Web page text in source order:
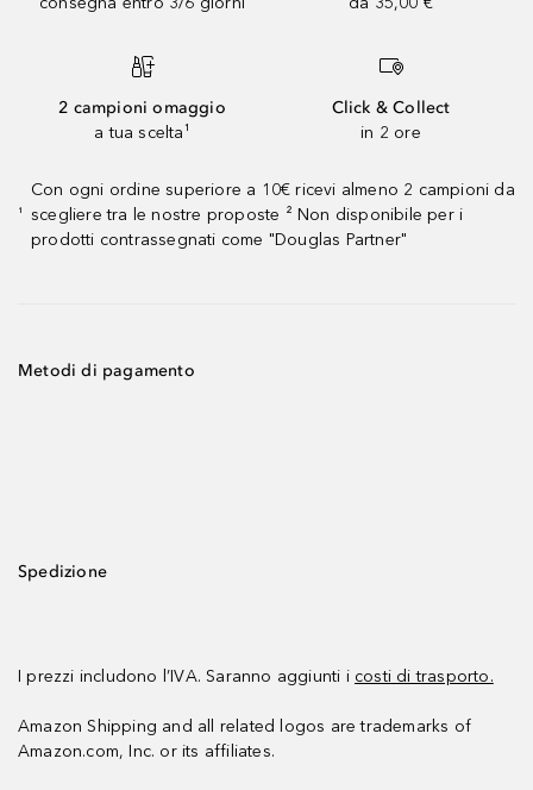
2 campioni omaggio
a tua scelta¹
Click & Collect
in 2 ore
¹
Con ogni ordine superiore a 10€ ricevi almeno 2 campioni da
scegliere tra le nostre proposte ² Non disponibile per i
prodotti contrassegnati come "Douglas Partner"
Metodi di pagamento
Spedizione
I prezzi includono l’IVA. Saranno aggiunti i costi di trasporto.
Amazon Shipping and all related logos are trademarks of
Amazon.com, Inc. or its affiliates.